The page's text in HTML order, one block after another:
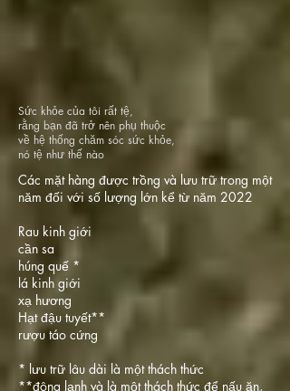
Sức khỏe của tôi rất tệ,
rằng bạn đã trở nên phụ thuộc
về hệ thống chăm sóc sức khỏe,
nó tệ như thế nào
Các mặt hàng được trồng và lưu trữ trong một
năm đối với số lượng lớn kể từ năm 2022
Rau kinh giới
cần sa
húng quế *
lá kinh giới
xạ hương
Hạt đậu tuyết**
rượu táo cứng
* lưu trữ lâu dài là một thách thức
**đông lạnh và là một thách thức để nấu ăn,